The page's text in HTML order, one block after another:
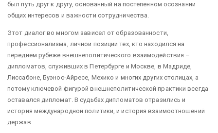
был путь друг к другу, основанный на постепенном осознании
общих интересов и важности сотрудничества.
Этот диалог во многом зависел от образованности,
профессионализма, личной позиции тех, кто находился на
переднем рубеже внешнеполитического взаимодействия –
дипломатов, служивших в Петербурге и Москве, в Мадриде,
Лиссабоне, Буэнос-Айресе, Мехико и многих других столицах, а
потому ключевой фигурой внешнеполитической практики всегда
оставался дипломат. В судьбах дипломатов отразились и
история международной политики, и история взаимоотношений
держав.